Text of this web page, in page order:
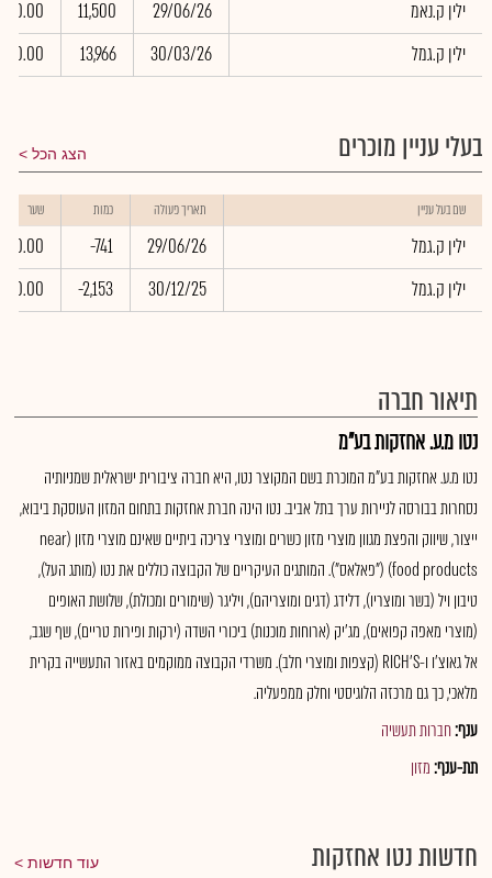
ילין ק.נאמ 29/06/26
11,500
0.00
ילין ק.גמל
30/03/26
13,966
0.00
בעלי עניין מוכרים הצג הכל
שם בעל עניין תאריך פעולה כמות שער
ילין ק.גמל 29/06/26
-741
0.00
ילין ק.גמל
30/12/25
-2,153
0.00
תיאור חברה
נטו מ.ע. אחזקות בע"מ
נטו מ.ע. אחזקות בע"מ המוכרת בשם המקוצר נטו, היא חברה ציבורית ישראלית שמניותיה
נסחרות בבורסה לניירות ערך בתל אביב. נטו הינה חברת אחזקות בתחום המזון העוסקת ביבוא,
ייצור, שיווק והפצת מגוון מוצרי מזון כשרים ומוצרי צריכה ביתיים שאינם מוצרי מזון (near
food products) ("פאלאס"). המותגים העיקריים של הקבוצה כוללים את נטו (מותג העל),
טיבון ויל (בשר ומוצריו), דלידג (דגים ומוצריהם), ויליגר (שימורים ומכולת), שלושת האופים
(מוצרי מאפה קפואים), מג'יק (ארוחות מוכנות) ביכורי השדה (ירקות ופירות טריים), שף שגב,
אל גאוצ'ו ו-RICH'S (קצפות ומוצרי חלב). משרדי הקבוצה ממוקמים באזור התעשייה בקרית
מלאכי, כך גם מרכזה הלוגיסטי וחלק ממפעליה.
ענף:חברות תעשיה
תת-ענף:מזון
חדשות נטו אחזקות עוד חדשות